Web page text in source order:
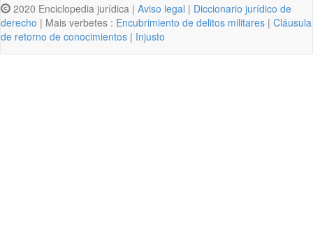
2020 Enciclopedia jurídica | Aviso legal | Diccionario jurídico de
derecho | Mais verbetes : Encubrimiento de delitos militares | Cláusula
de retorno de conocimientos | Injusto